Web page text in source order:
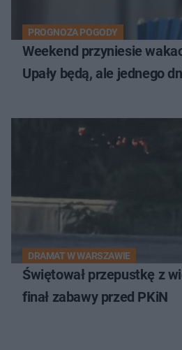
PROGNOZA POGODY
Weekend przyniesie
Upały będą, ale jednego
DRAMAT W WARSZAWIE
Świętował przepustkę z
finał zabawy przed PKiN